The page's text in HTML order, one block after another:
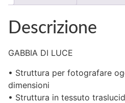
Descrizione
GABBIA DI LUCE
• Struttura per fotografare
dimensioni
• Struttura in tessuto